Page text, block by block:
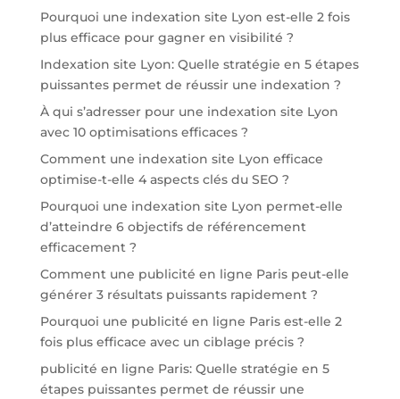
Pourquoi une indexation site Lyon est-elle 2 fois
plus efficace pour gagner en visibilité ?
Indexation site Lyon: Quelle stratégie en 5 étapes
puissantes permet de réussir une indexation ?
À qui s’adresser pour une indexation site Lyon
avec 10 optimisations efficaces ?
Comment une indexation site Lyon efficace
optimise-t-elle 4 aspects clés du SEO ?
Pourquoi une indexation site Lyon permet-elle
d’atteindre 6 objectifs de référencement
efficacement ?
Comment une publicité en ligne Paris peut-elle
générer 3 résultats puissants rapidement ?
Pourquoi une publicité en ligne Paris est-elle 2
fois plus efficace avec un ciblage précis ?
publicité en ligne Paris: Quelle stratégie en 5
étapes puissantes permet de réussir une